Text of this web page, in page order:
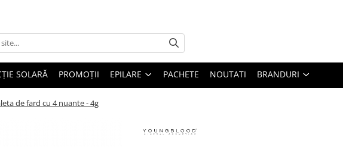
SOLARĂ PROMOȚII EPILARE PACHETE NOUTATI BRANDURI
de fard cu 4 nuante - 4g